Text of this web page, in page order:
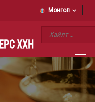
Монгол